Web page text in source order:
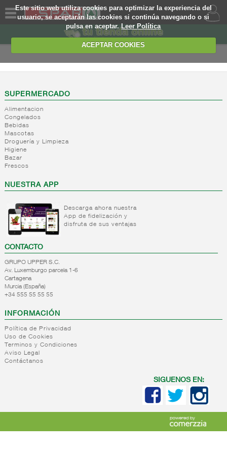
Este sitio web utiliza cookies para optimizar la experiencia del
usuario, se aceptarán las cookies si continúa navegando o si
pulsa en aceptar.Leer Política
ACEPTAR COOKIES
SOMOS
WEB
EJEMPLO
SUPERMERCADO
Alimentacion
Congelados
Bebidas
Mascotas
Droguería y Limpieza
Higiene
Bazar
Frescos
NUESTRA APP
Descarga ahora nuestra
App de fidelización y
disfruta de sus ventajas
CONTACTO
GRUPO UPPER S.C.
Av. Luxemburgo parcela 1-6
Cartagena
Murcia (España)
+34 555 55 55 55
INFORMACIÓN
Política de Privacidad
Uso de Cookies
Terminos y Condiciones
Aviso Legal
Contáctanos
SIGUENOS EN: